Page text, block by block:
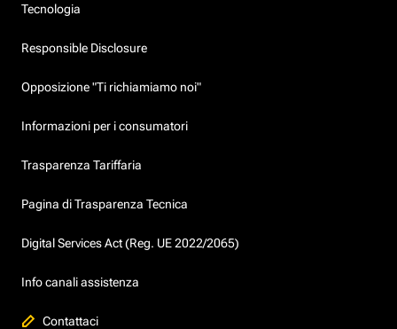
Tecnologia
Responsible Disclosure
Opposizione "Ti richiamiamo noi"
Informazioni per i consumatori
Trasparenza Tariffaria
Pagina di Trasparenza Tecnica
Digital Services Act (Reg. UE 2022/2065)
Info canali assistenza
Contattaci